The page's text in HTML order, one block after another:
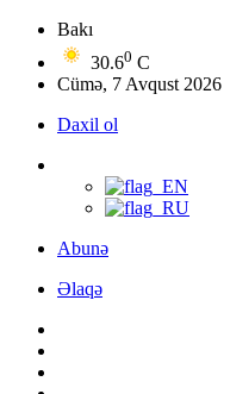
Bakı
30.60 C
Cümə, 7 Avqust 2026
Daxil ol
Abunə
Əlaqə